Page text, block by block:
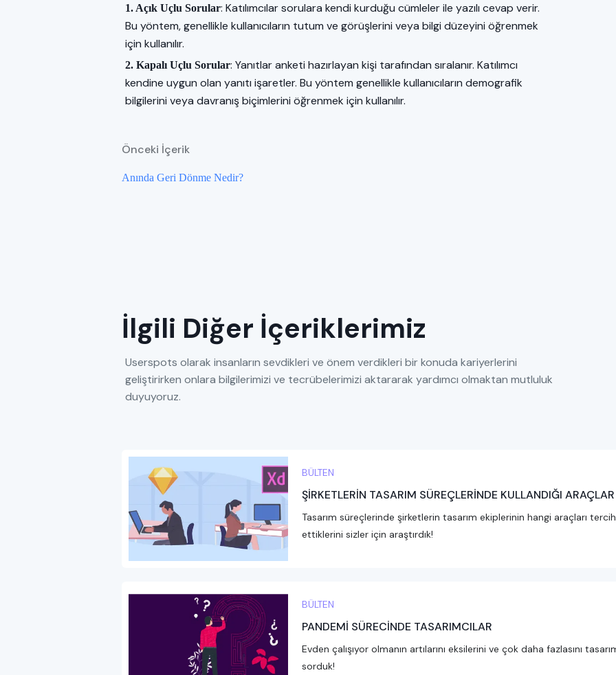
1. Açık Uçlu Sorular: Katılımcılar sorulara kendi kurduğu cümleler ile yazılı cevap verir.
Bu yöntem, genellikle kullanıcıların tutum ve görüşlerini veya bilgi düzeyini öğrenmek
için kullanılır.
2. Kapalı Uçlu Sorular: Yanıtlar anketi hazırlayan kişi tarafından sıralanır. Katılımcı
kendine uygun olan yanıtı işaretler. Bu yöntem genellikle kullanıcıların demografik
bilgilerini veya davranış biçimlerini öğrenmek için kullanılır.
Önceki İçerik
Anında Geri Dönme Nedir?
İlgili Diğer İçeriklerimiz
Userspots olarak insanların sevdikleri ve önem verdikleri bir konuda kariyerlerini
geliştirirken onlara bilgilerimizi ve tecrübelerimizi aktararak yardımcı olmaktan mutluluk
duyuyoruz.
BÜLTEN
ŞİRKETLERİN TASARIM SÜREÇLERİNDE KULLANDIĞI ARAÇLAR
Tasarım süreçlerinde şirketlerin tasarım ekiplerinin hangi araçları tercih
ettiklerini sizler için araştırdık!
BÜLTEN
PANDEMİ SÜRECİNDE TASARIMCILAR
Evden çalışıyor olmanın artılarını eksilerini ve çok daha fazlasını
sorduk!